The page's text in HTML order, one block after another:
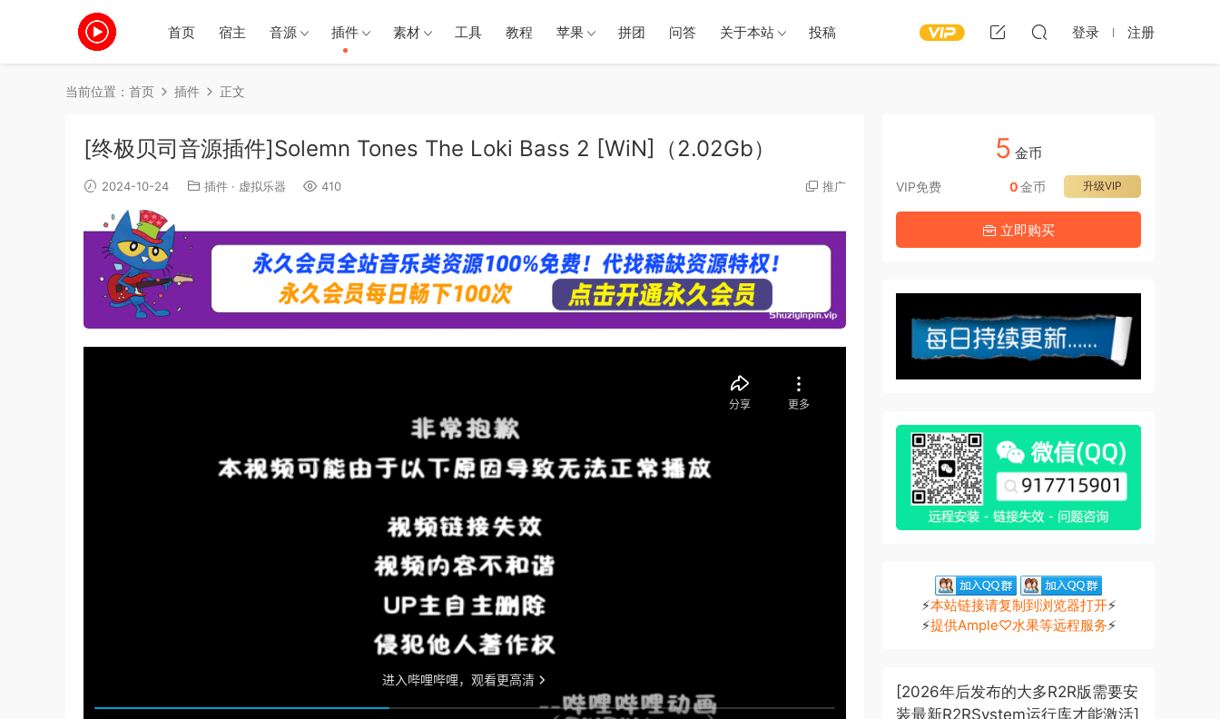
首页 宿主 音源 插件 素材 工具 教程 苹果 拼团 问答 关于本站 投稿 登录 注册
当前位置： 首页 插件 正文
[终极贝司音源插件]Solemn Tones The Loki Bass 2 [WiN]（2.02Gb）
2024-10-24 插件 · 虚拟乐器 410 推广
5 金币
VIP免费 升级VIP
0金币
立即购买
⚡本站链接请复制到浏览器打开⚡
⚡提供Ample♡水果等远程服务⚡
[2026年后发布的大多R2R版需要安
装最新R2RSystem运行库才能激活]